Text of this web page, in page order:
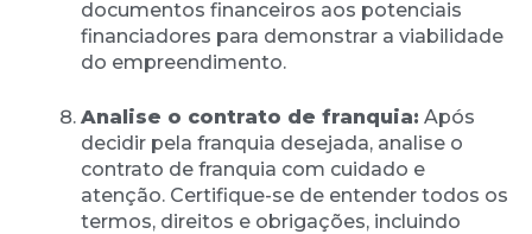
documentos financeiros aos potenciais
financiadores para demonstrar a viabilidade
do empreendimento.
Analise o contrato de franquia: Após
decidir pela franquia desejada, analise o
contrato de franquia com cuidado e
atenção. Certifique-se de entender todos os
termos, direitos e obrigações, incluindo